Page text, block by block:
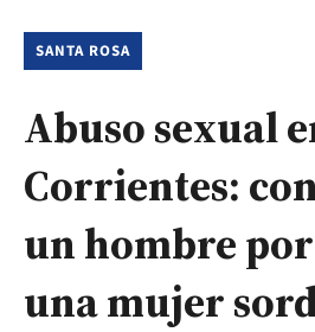
SANTA ROSA
Abuso sexual
Corrientes:
un hombre
una mujer